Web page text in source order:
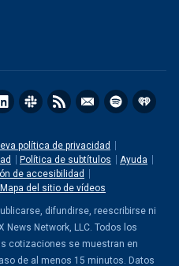
política de privacidad
Política de subtítulos
Ayuda
de accesibilidad
Mapa del sitio de vídeos
difundirse, reescribirse ni
News Network, LLC. Todos los
cotizaciones se muestran en
de al menos 15 minutos. Datos